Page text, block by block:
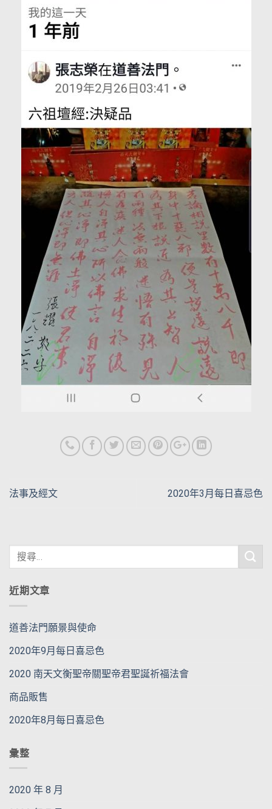
法事及經文 2020年3月每日喜忌色
近期文章
道善法門願景與使命
2020年9月每日喜忌色
2020 南天文衡聖帝關聖帝君聖誕祈福法會
商品販售
2020年8月每日喜忌色
彙整
2020 年 8 月